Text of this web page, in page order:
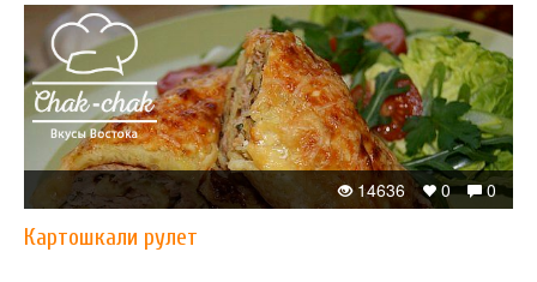
0
0
14636
Картошкали рулет